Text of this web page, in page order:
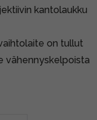
kantolaukku
on tullut
vähennyskelpoista